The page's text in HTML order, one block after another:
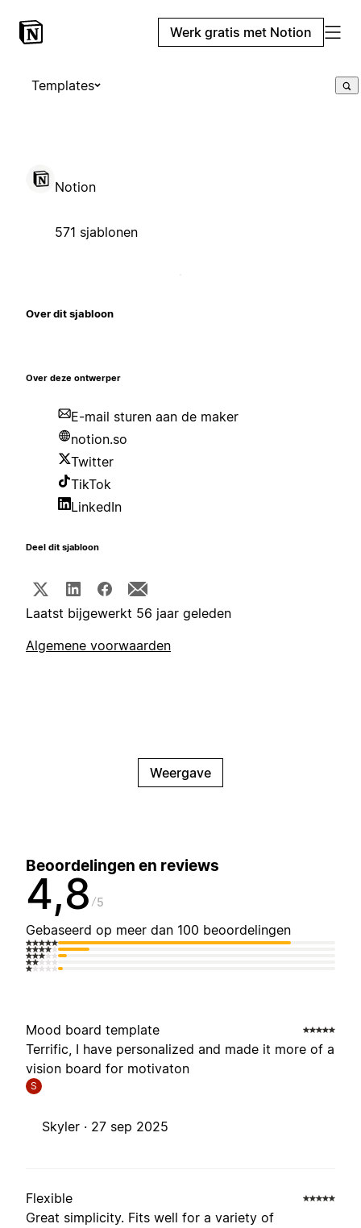
Werk gratis met Notion
Templates
Notion
571 sjablonen
Over dit sjabloon
Over deze ontwerper
E-mail sturen aan de maker
notion.so
Twitter
TikTok
LinkedIn
Deel dit sjabloon
Laatst bijgewerkt 56 jaar geleden
Algemene voorwaarden
Weergave
Beoordelingen en reviews
4,8 5
Gebaseerd op meer dan 100 beoordelingen
Mood board template
Terrific, I have personalized and made it more of a
vision board for motivaton
S
Skyler · 27 sep 2025
Flexible
Great simplicity. Fits well for a variety of